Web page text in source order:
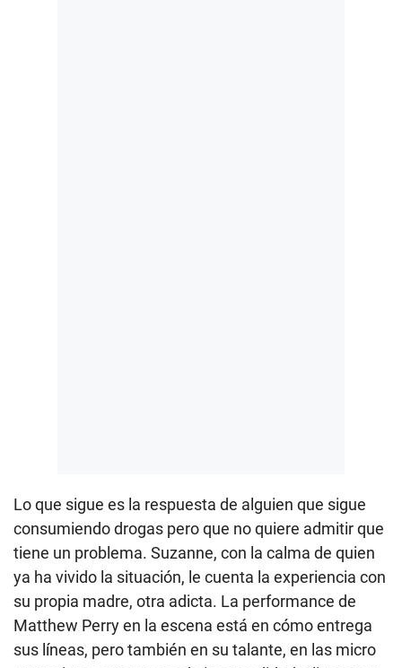
Lo que sigue es la respuesta de alguien que sigue
consumiendo drogas pero que no quiere admitir que
tiene un problema. Suzanne, con la calma de quien
ya ha vivido la situación, le cuenta la experiencia con
su propia madre, otra adicta. La performance de
Matthew Perry en la escena está en cómo entrega
sus líneas, pero también en su talante, en las micro